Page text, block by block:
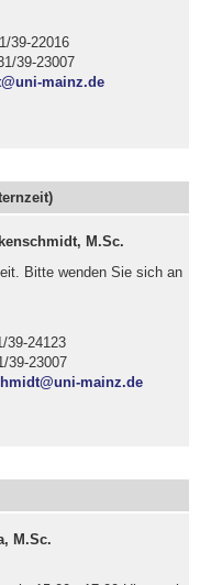
39-22016
39-23007
mainz.de
M.Sc.
Bitte wenden Sie sich an
39-24123
39-23007
mainz.de
M.Sc.